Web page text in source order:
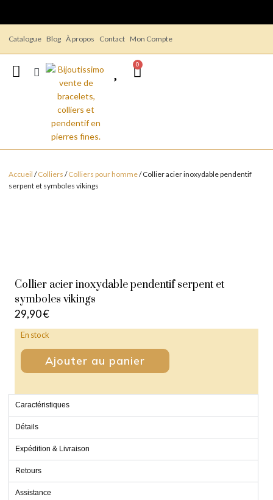
Catalogue Blog À propos Contact Mon Compte
0
Accueil /Colliers /Colliers pour homme/ Collier acier inoxydable pendentif
serpent et symboles vikings
Collier acier inoxydable pendentif serpent et
symboles vikings
29,90€
En stock
Ajouter au panier
Caractéristiques
Détails
Expédition & Livraison
Retours
Assistance